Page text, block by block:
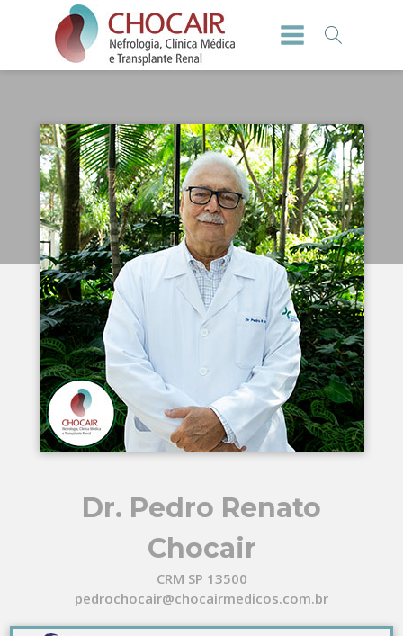
Dr. Pedro Renato
Chocair
CRM SP 13500
pedrochocair@chocairmedicos.com.br